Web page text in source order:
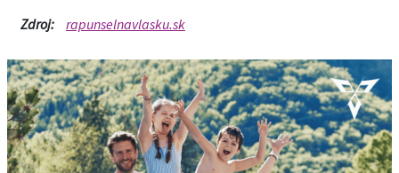
Zdroj: rapunselnavlasku.sk